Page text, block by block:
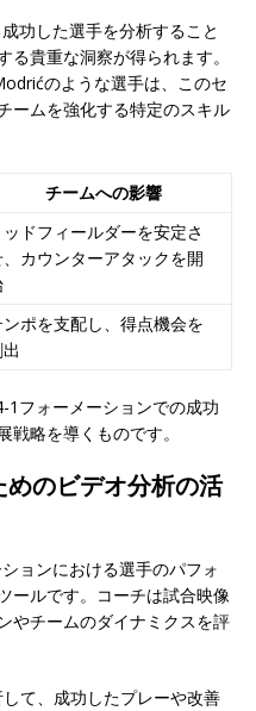
功した選手を分析すること
貴重な洞察が得られます。
のような選手は、このセ
ームを強化する特定のスキル
チームへの影響
ッドフィールダーを安定さ
カウンターアタックを開
ンポを支配し、得点機会を
1フォーメーションでの成功
略を導くものです。
のビデオ分析の活
ョンにおける選手のパフォ
ールです。コーチは試合映像
やチームのダイナミクスを評
て、成功したプレーや改善